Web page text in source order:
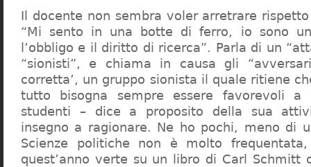
Il docente non sembra voler arretrare
“Mi sento in una botte di ferro, io sono
l’obbligo e il diritto di ricerca”. Parla di un
“sionisti”, e chiama in causa gli
corretta’, un gruppo sionista il quale ritiene
tutto bisogna sempre essere favorevoli a
studenti – dice a proposito della sua
insegno a ragionare. Ne ho pochi, meno di
Scienze politiche non è molto
quest’anno verte su un libro di Carl Schmitt